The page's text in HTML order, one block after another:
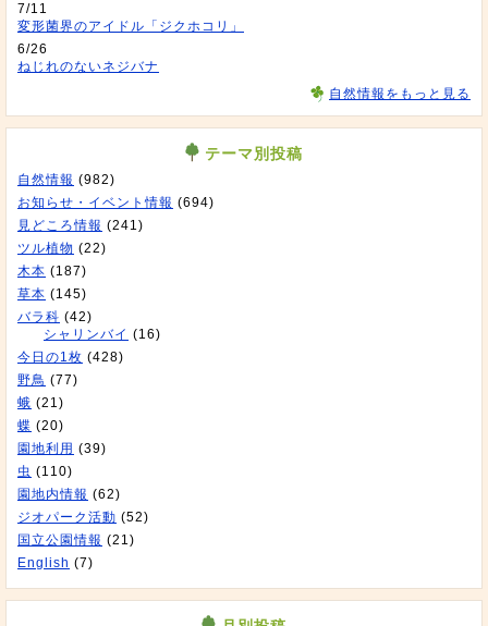
7/11
変形菌界のアイドル「ジクホコリ」
6/26
ねじれのないネジバナ
自然情報をもっと見る
テーマ別投稿
自然情報 (982)
お知らせ・イベント情報 (694)
見どころ情報 (241)
ツル植物 (22)
木本 (187)
草本 (145)
バラ科 (42)
シャリンバイ (16)
今日の1枚 (428)
野鳥 (77)
蛾 (21)
蝶 (20)
園地利用 (39)
虫 (110)
園地内情報 (62)
ジオパーク活動 (52)
国立公園情報 (21)
English (7)